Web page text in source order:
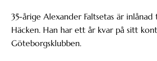
35-årige Alexander Faltsetas är inlånad
Häcken. Han har ett år kvar på sitt
Göteborgsklubben.